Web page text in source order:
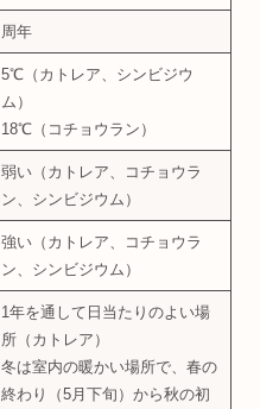
周年
5℃（カトレア、シンビジウ
ム）
18℃（コチョウラン）
弱い（カトレア、コチョウラ
ン、シンビジウム）
強い（カトレア、コチョウラ
ン、シンビジウム）
1年を通して日当たりのよい場
所（カトレア）
冬は室内の暖かい場所で、春の
終わり（5月下旬）から秋の初